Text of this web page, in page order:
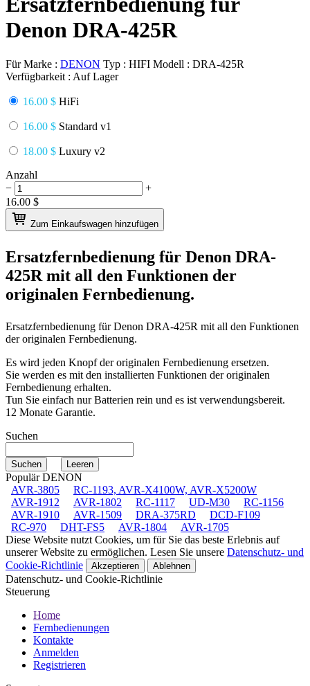
Denon DRA-425R
Für Marke : DENON Typ : HIFI Modell : DRA-425R
Verfügbarkeit : Auf Lager
16.00 $ HiFi
16.00 $ Standard v1
18.00 $ Luxury v2
Anzahl
−
+
16.00 $
Zum Einkaufswagen hinzufügen
Ersatzfernbedienung für Denon DRA-
425R mit all den Funktionen der
originalen Fernbedienung.
Ersatzfernbedienung fürDenon DRA-425R mit all den Funktionen
der originalen Fernbedienung.
Es wird jeden Knopf der originalen Fernbedienung ersetzen.
Sie werden es mit den installierten Funktionen der originalen
Fernbedienung erhalten.
Tun Sie einfach nur Batterien rein und es ist verwendungsbereit.
12 Monate Garantie.
Suchen
Populär DENON
AVR-3805
RC-1193, AVR-X4100W, AVR-X5200W
AVR-1912
AVR-1802 RC-1117 UD-M30
RC-1156
AVR-1910
AVR-1509 DRA-375RD
DCD-F109
RC-970
DHT-FS5 AVR-1804
AVR-1705
Diese Website nutzt Cookies, um für Sie das beste Erlebnis auf
unserer Website zu ermöglichen. Lesen Sie unsere Datenschutz- und
Cookie-Richtlinie
Akzeptieren Ablehnen
Datenschutz- und Cookie-Richtlinie
Steuerung
Home
Fernbedienungen
Kontakte
Anmelden
Registrieren